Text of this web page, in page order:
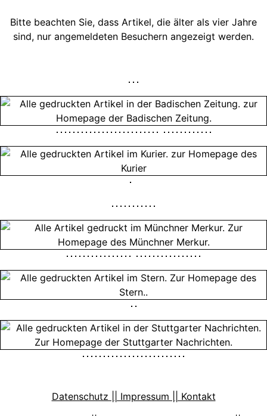
Bitte beachten Sie, dass Artikel, die älter als vier Jahre
sind, nur angemeldeten Besuchern angezeigt werden.
Datenschutz || Impressum || Kontakt